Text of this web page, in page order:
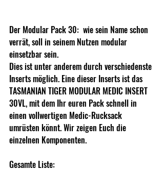
Der Modular Pack 30:  wie sein Name schon
verrät, soll in seinem Nutzen modular
einsetzbar sein.
Dies ist unter anderem durch verschiedenste
Inserts möglich. Eine dieser Inserts ist das
TASMANIAN TIGER MODULAR MEDIC INSERT
30VL, mit dem Ihr euren Pack schnell in
einen vollwertigen Medic-Rucksack
umrüsten könnt. Wir zeigen Euch die
einzelnen Komponenten.
Gesamte Liste: